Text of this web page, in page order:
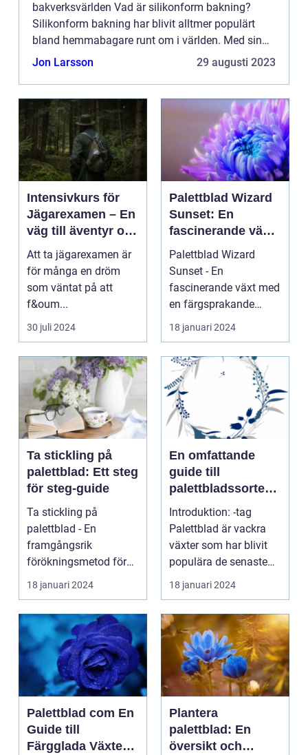
bakverksvärlden Vad är silikonform bakning?
Silikonform bakning har blivit alltmer populärt
bland hemmabagare runt om i världen. Med sin
flexibilitet, mångsidighet och tåliga egenskaper
Jon Larsson 29 augusti 2023
Intensivkurs för
Jägarexamen – En
väg till äventyr och
naturupplevelser
Att ta jägarexamen är
för många en dröm
som väntat på att
f&oum...
30 juli 2024
Palettblad Wizard
Sunset: En
fascinerande växt
med en
färgsprakande
skönhet
Palettblad Wizard
Sunset - En
fascinerande växt med
en färgsprakande
skönhet Palettblad
Wizard Suns...
18 januari 2024
Ta stickling på
palettblad: Ett steg
för steg-guide
Ta stickling på
palettblad - En
framgångsrik
förökningsmetod för
vackra växter En
övergripande, gr...
18 januari 2024
En omfattande
guide till
palettbladssorter
och deras namn
Introduktion: -tag
Palettblad är vackra
växter som har blivit
populära de senaste
åren på grund av s...
18 januari 2024
Palettblad com En
Guide till
Färgglada Växter
Plantera
palettblad: En
översikt och